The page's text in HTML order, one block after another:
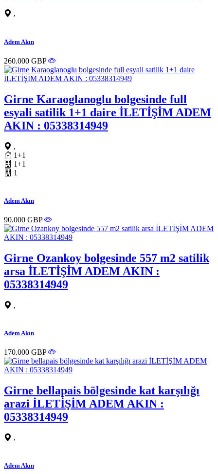
,
Adem Akın
260.000 GBP
Girne Karaoglanoglu bolgesinde full
esyali satilik 1+1 daire İLETİŞİM ADEM
AKIN : 05338314949
,
1+1
1+1
1
Adem Akın
90.000 GBP
Girne Ozankoy bolgesinde 557 m2 satilik
arsa İLETİŞİM ADEM AKIN :
05338314949
,
Adem Akın
170.000 GBP
Girne bellapais bölgesinde kat karşılığı
arazi İLETİŞİM ADEM AKIN :
05338314949
,
Adem Akın